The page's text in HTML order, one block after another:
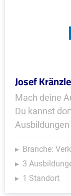
Josef
Mach deine
Du kannst
Branche:
3
1 Standort